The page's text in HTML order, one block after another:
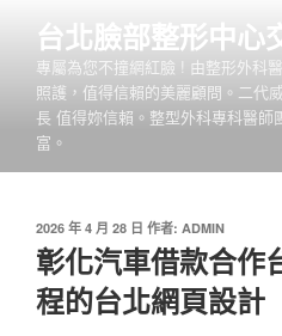
台北臉部整形中心
專屬為您不撞網紅臉 ! 由整形外科
照護，值得信賴的美麗顧問。二代
長 值得妳信賴。整型外科專科醫師
富。
發
佈
於
2026 年 4 月 28 日 作者: ADMIN
彰化汽車借款合作
程的台北網頁設計